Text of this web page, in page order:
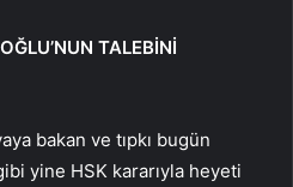
TALEBİNİ
bakan ve tıpkı bugün
yine HSK kararıyla heyeti